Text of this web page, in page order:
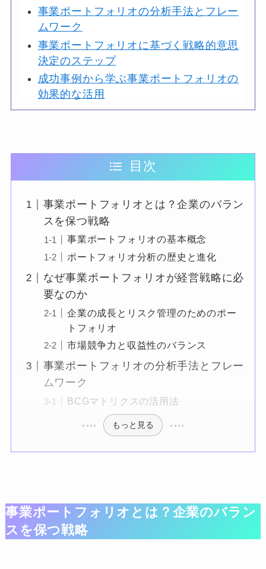
事業ポートフォリオの分析手法とフレー
ムワーク
事業ポートフォリオに基づく戦略的意思
決定のステップ
成功事例から学ぶ事業ポートフォリオの
効果的な活用
目次
事業ポートフォリオとは？企業のバラン
スを保つ戦略
事業ポートフォリオの基本概念
ポートフォリオ分析の歴史と進化
なぜ事業ポートフォリオが経営戦略に必
要なのか
企業の成長とリスク管理のためのポー
トフォリオ
市場競争力と収益性のバランス
事業ポートフォリオの分析手法とフレー
ムワーク
BCGマトリクスの活用法
もっと見る
事業ポートフォリオとは？企業のバラン
スを保つ戦略